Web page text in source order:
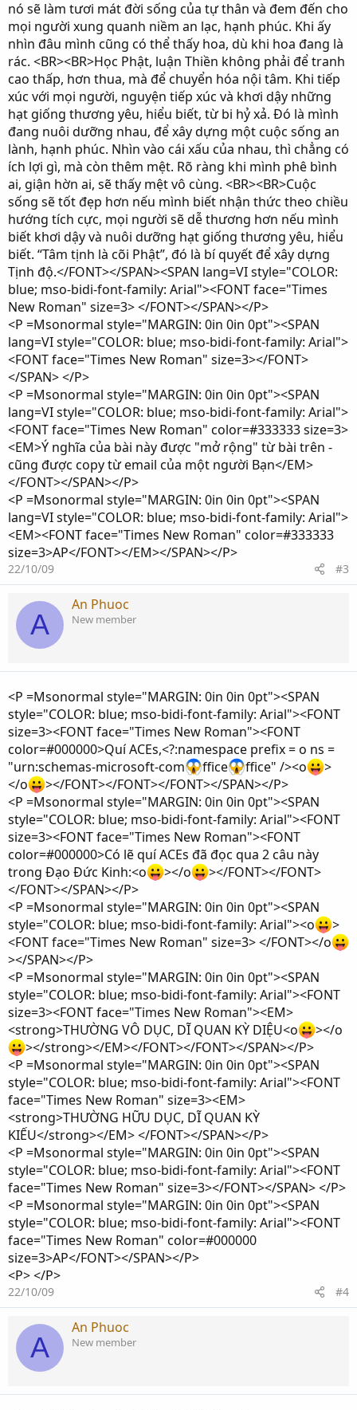
nó sẽ làm tươi mát đời sống của tự thân và đem đến cho
mọi người xung quanh niềm an lạc, hạnh phúc. Khi ấy
nhìn đâu mình cũng có thể thấy hoa, dù khi hoa đang là
rác. <BR><BR>Học Phật, luận Thiền không phải để tranh
cao thấp, hơn thua, mà để chuyển hóa nội tâm. Khi tiếp
xúc với mọi người, nguyện tiếp xúc và khơi dậy những
hạt giống thương yêu, hiểu biết, từ bi hỷ xả. Đó là mình
đang nuôi dưỡng nhau, để xây dựng một cuộc sống an
lành, hạnh phúc. Nhìn vào cái xấu của nhau, thì chẳng có
ích lợi gì, mà còn thêm mệt. Rõ ràng khi mình phê bình
ai, giận hờn ai, sẽ thấy mệt vô cùng. <BR><BR>Cuộc
sống sẽ tốt đẹp hơn nếu mình biết nhận thức theo chiều
hướng tích cực, mọi người sẽ dễ thương hơn nếu mình
biết khơi dậy và nuôi dưỡng hạt giống thương yêu, hiểu
biết. “Tâm tịnh là cõi Phật”, đó là bí quyết để xây dựng
Tịnh độ.</FONT></SPAN><SPAN lang=VI style="COLOR:
blue; mso-bidi-font-family: Arial"><FONT face="Times
New Roman" size=3> </FONT></SPAN></P>
<P =Msonormal style="MARGIN: 0in 0in 0pt"><SPAN
lang=VI style="COLOR: blue; mso-bidi-font-family: Arial">
<FONT face="Times New Roman" size=3></FONT>
</SPAN> </P>
<P =Msonormal style="MARGIN: 0in 0in 0pt"><SPAN
lang=VI style="COLOR: blue; mso-bidi-font-family: Arial">
<FONT face="Times New Roman" color=#333333 size=3>
<EM>Ý nghĩa của bài này được "mở rộng" từ bài trên -
cũng được copy từ email của một người Bạn</EM>
</FONT></SPAN></P>
<P =Msonormal style="MARGIN: 0in 0in 0pt"><SPAN
lang=VI style="COLOR: blue; mso-bidi-font-family: Arial">
<EM><FONT face="Times New Roman" color=#333333
size=3>AP</FONT></EM></SPAN></P>
22/10/09 #3
A
An Phuoc
New member
<P =Msonormal style="MARGIN: 0in 0in 0pt"><SPAN
style="COLOR: blue; mso-bidi-font-family: Arial"><FONT
size=3><FONT face="Times New Roman"><FONT
color=#000000>Quí ACEs,<?:namespace prefix = o ns =
"urn:schemas-microsoft-com
ffice ffice" /><o
>
</o
></FONT></FONT></FONT></SPAN></P>
<P =Msonormal style="MARGIN: 0in 0in 0pt"><SPAN
style="COLOR: blue; mso-bidi-font-family: Arial"><FONT
size=3><FONT face="Times New Roman"><FONT
color=#000000>Có lẽ quí ACEs đã đọc qua 2 câu này
trong Đạo Đức Kinh:<o
></o
></FONT></FONT>
</FONT></SPAN></P>
<P =Msonormal style="MARGIN: 0in 0in 0pt"><SPAN
style="COLOR: blue; mso-bidi-font-family: Arial"><o
>
<FONT face="Times New Roman" size=3> </FONT></o
></SPAN></P>
<P =Msonormal style="MARGIN: 0in 0in 0pt"><SPAN
style="COLOR: blue; mso-bidi-font-family: Arial"><FONT
size=3><FONT face="Times New Roman"><EM>
<strong>THƯỜNG VÔ DỤC, DĨ QUAN KỲ DIỆU<o
></o
></strong></EM></FONT></FONT></SPAN></P>
<P =Msonormal style="MARGIN: 0in 0in 0pt"><SPAN
style="COLOR: blue; mso-bidi-font-family: Arial"><FONT
face="Times New Roman" size=3><EM>
<strong>THƯỜNG HỮU DỤC, DĨ QUAN KỲ
KIẾU</strong></EM> </FONT></SPAN></P>
<P =Msonormal style="MARGIN: 0in 0in 0pt"><SPAN
style="COLOR: blue; mso-bidi-font-family: Arial"><FONT
face="Times New Roman" size=3></FONT></SPAN> </P>
<P =Msonormal style="MARGIN: 0in 0in 0pt"><SPAN
style="COLOR: blue; mso-bidi-font-family: Arial"><FONT
face="Times New Roman" color=#000000
size=3>AP</FONT></SPAN></P>
<P> </P>
22/10/09 #4
A
An Phuoc
New member